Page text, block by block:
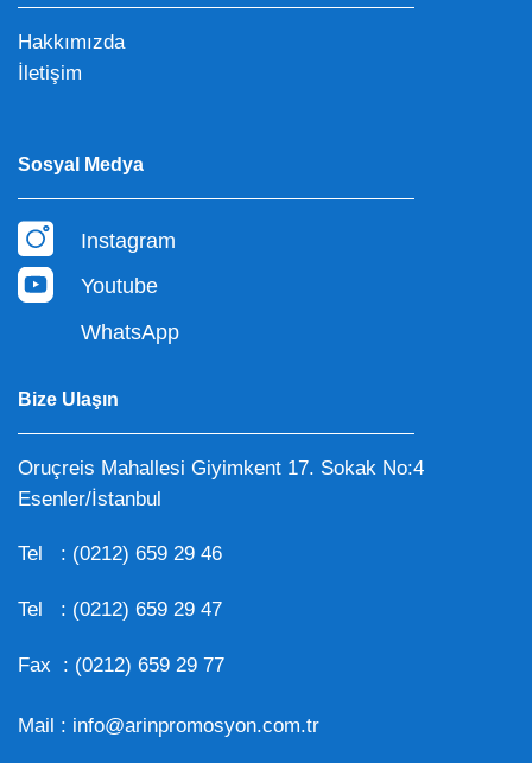
Hakkımızda
İletişim
Sosyal Medya
Instagram
Youtube
WhatsApp
Bize Ulaşın
Oruçreis Mahallesi Giyimkent 17. Sokak No:4
Esenler/İstanbul
Tel : (0212) 659 29 46
Tel : (0212) 659 29 47
Fax : (0212) 659 29 77
Mail : info@arinpromosyon.com.tr